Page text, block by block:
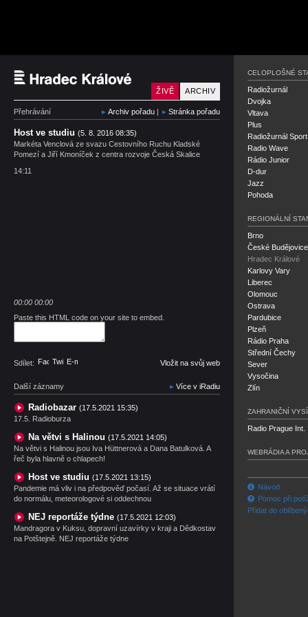
Český rozhlas Hradec
ARCHIV
ŽIVĚ
Přehrávání Archiv pořadu | Stránka pořadu
Host ve studiu (5. 8. 2016 08:35)
Markéta Venclová ze svazu Cestovního Ruchu Kladské
Pomezí a Jiří Kmoníček z centra rozvoje Česká Skalice
14:11
00:00 00:00
Paste this HTML code on your site to embed.
Sdílet: Facebook
TwitterE-mail Vložit na svůj web
Další záznamy Více v iRadiu
Radiobazar (17.5.2021 15:35)
17.5. Radioburza
Na větvi s Halinou (17.5.2021 14:05)
Na větvi s Halinou jsou Iva Hüttnerová a Dana Batulková. A
řeč byla hlavně o chlapech!
Host ve studiu (17.5.2021 13:15)
Pandemie má vliv i na předpověď počasí. Až se situace vrátí
do normálu, meteorologové si oddechnou
NEJ reportáže týdne (17.5.2021 12:03)
Mandragora v Kuksu, dopravní uzavírky v kraji a Dědkostav
na Potštejně. NEJ reportáže týdne
CELOPLOŠNÉ
Radiožurnál
Dvojka
Vltava
Plus
Radiožurnál Sport
Radio Wave
Rádio Junior
D-dur
Jazz
Pohoda
REGIONÁLNÍ
Brno
České Budějovice
Hradec Králové
Karlovy Vary
Liberec
Olomouc
Ostrava
Pardubice
Plzeň
Rádio Praha
Střední Čechy
Sever
Vysočina
Zlín
ZAHRANIČNÍ
Radio Prague Int.
WEBRÁDIA A
Návod
Pomoc při
Přidat do